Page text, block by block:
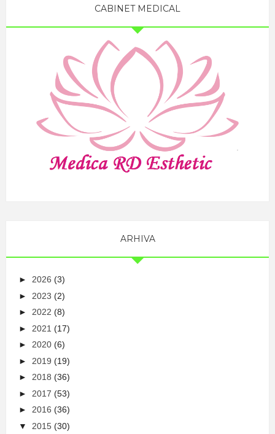
CABINET MEDICAL
ARHIVA
► 2026 (3)
► 2023 (2)
► 2022 (8)
► 2021 (17)
► 2020 (6)
► 2019 (19)
► 2018 (36)
► 2017 (53)
► 2016 (36)
▼
2015 (30)